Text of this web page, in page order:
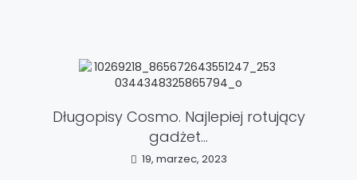
Długopisy Cosmo. Najlepiej rotujący
gadżet...
19, marzec, 2023